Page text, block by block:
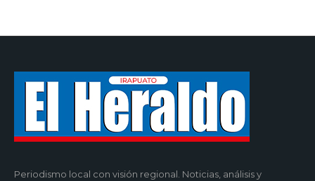
Periodismo local con visión regional. Noticias, análisis y